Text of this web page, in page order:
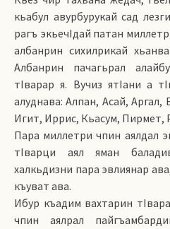
кьабул авурбурукай сад
рагъ экьечIдай патан
албанрин сихилрикай
Албанрин пачагьрал
тIварар я. Вучиз ятIани а
алуднава: Алпан, Асай,
Игит, Иррис, Кьасум, Пирмет,
Пара миллетри чпин аялдал
тIварци аял яман
халкьдизни пара эвлиянар
къуват ава.
Ибур къадим вахтарин
чпин аялрал